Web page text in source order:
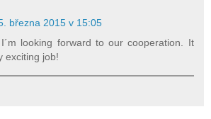
března 2015 v 15:05
looking forward to our cooperation. It
exciting job!